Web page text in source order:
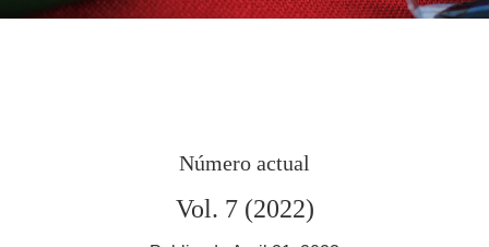
Número actual
Vol. 7 (2022)